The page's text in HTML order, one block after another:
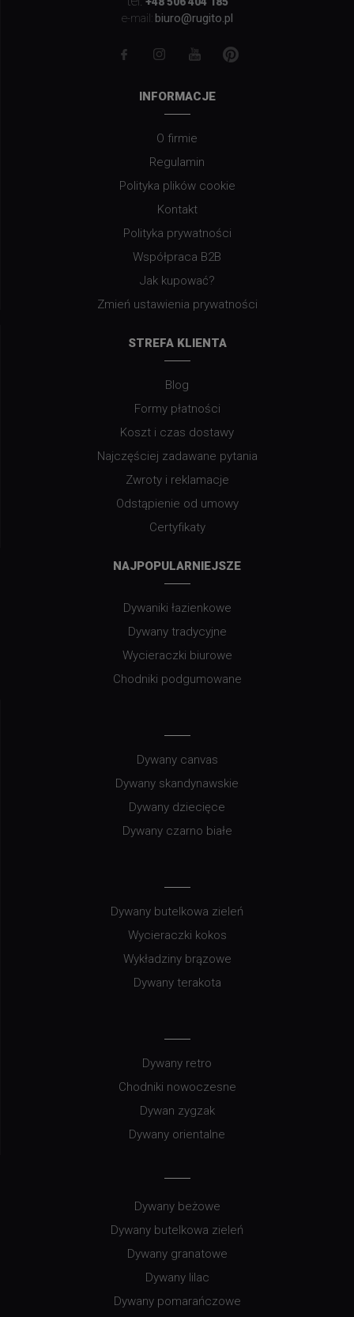
e-mail: biuro@rugito.pl
INFORMACJE
O firmie
Regulamin
Polityka plików cookie
Kontakt
Polityka prywatności
Współpraca B2B
Jak kupować?
Zmień ustawienia prywatności
STREFA KLIENTA
Blog
Formy płatności
Koszt i czas dostawy
Najczęściej zadawane pytania
Zwroty i reklamacje
Odstąpienie od umowy
Certyfikaty
NAJPOPULARNIEJSZE
Dywaniki łazienkowe
Dywany tradycyjne
Wycieraczki biurowe
Chodniki podgumowane
Dywany canvas
Dywany skandynawskie
Dywany dziecięce
Dywany czarno białe
Dywany butelkowa zieleń
Wycieraczki kokos
Wykładziny brązowe
Dywany terakota
Dywany retro
Chodniki nowoczesne
Dywan zygzak
Dywany orientalne
Dywany beżowe
Dywany butelkowa zieleń
Dywany granatowe
Dywany lilac
Dywany pomarańczowe